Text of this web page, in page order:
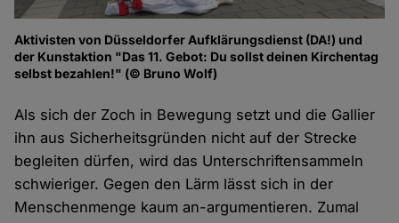
Aktivisten von Düsseldorfer Aufklärungsdienst (DA!) und
der Kunstaktion "Das 11. Gebot: Du sollst deinen Kirchentag
selbst bezahlen!" (© Bruno Wolf)
Als sich der Zoch in Bewegung setzt und die Gallier
ihn aus Sicherheitsgründen nicht auf der Strecke
begleiten dürfen, wird das Unterschriftensammeln
schwieriger. Gegen den Lärm lässt sich in der
Menschenmenge kaum an-argumentieren. Zumal